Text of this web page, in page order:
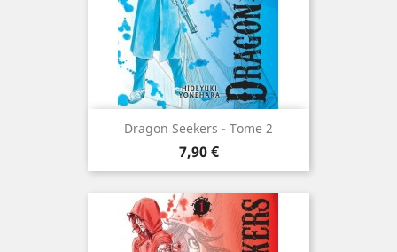
Dragon Seekers - Tome 2
Prix
7,90 €